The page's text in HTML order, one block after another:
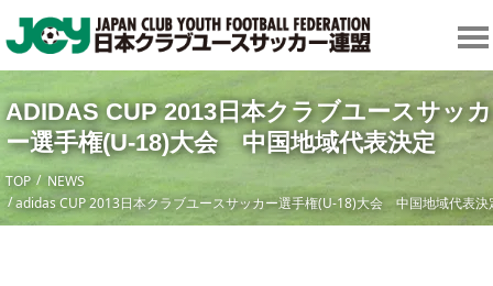
ADIDAS CUP 2013日本クラブユースサッカ
ー選手権(U-18)大会 中国地域代表決定
TOP
NEWS
adidas CUP 2013日本クラブユースサッカー選手権(U-18)大会 中国地域代表決